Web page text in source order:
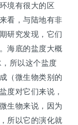
境有很大的区
看，与陆地有非
研究发现，它们
海底的盐度大概
所以这个盐度
（微生物类别的
度对它们来说，
生物来说，因为
所以它的演化就